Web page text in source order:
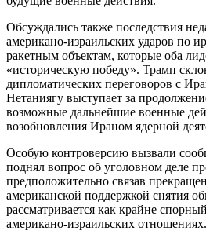
Обсуждались также последствия
американо-израильских ударов по
ракетным объектам, которые оба
«историческую победу». Трамп
дипломатических переговоров с
Нетаниягу выступает за
возможные дальнейшие военные
возобновления Ираном ядерной
Особую контроверсию вызвали
поднял вопрос об уголовном деле
предположительно связав
американской поддержкой снятия
рассматривается как крайне
американо-израильских отношениях.